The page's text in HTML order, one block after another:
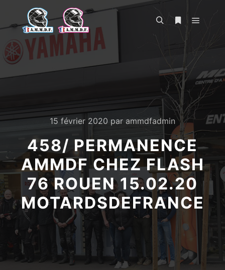
15 février 2020 par ammdfadmin
458/ PERMANENCE
AMMDF CHEZ FLASH
76 ROUEN 15.02.20
MOTARDSDEFRANCE